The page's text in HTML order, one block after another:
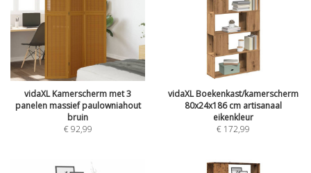
vidaXL Kamerscherm met 3
panelen massief paulowniahout
bruin
€92,99
vidaXL Boekenkast/kamerscherm
80x24x186 cm artisanaal
eikenkleur
€ 172,99